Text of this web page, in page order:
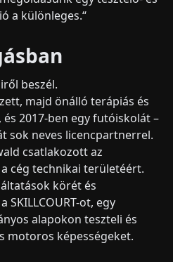
a különleges.“
beszél.
majd önálló terápiás és
2017-ben egy futóiskolát –
sok neves licencpartnerrel.
csatlakozott az
cég technikai területéért.
körét és
SKILLCOURT-ot, egy
alapokon teszteli és
motoros képességeket.